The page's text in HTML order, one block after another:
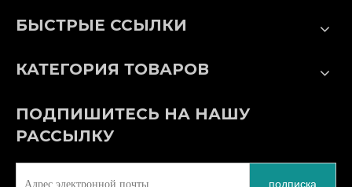
БЫСТРЫЕ ССЫЛКИ
КАТЕГОРИЯ ТОВАРОВ
ПОДПИШИТЕСЬ НА НАШУ
РАССЫЛКУ
подписка